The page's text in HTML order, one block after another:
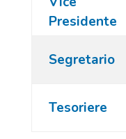
Presidente
Segretario
Tesoriere